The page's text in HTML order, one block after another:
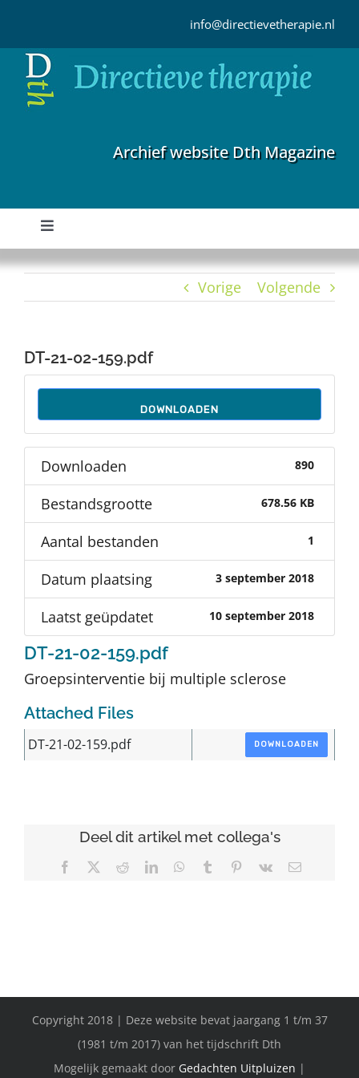
inhoud
info@directievetherapie.nl
Archief website Dth Magazine
Toggle
Navigation
Home
Auteurs
Over Dth
Contact
Vorige Volgende
DT-21-02-159.pdf
DOWNLOADEN
Downloaden 890
Bestandsgrootte 678.56 KB
Aantal bestanden 1
Datum plaatsing 3 september 2018
Laatst geüpdatet 10 september 2018
DT-21-02-159.pdf
Groepsinterventie bij multiple sclerose
Attached Files
DT-21-02-159.pdf DOWNLOADEN
Deel dit artikel met collega's
Facebook RedditLinkedInWhatsApp
Tumblr Pinterest
Vk
E-
Copyright 2018 | Deze website bevat jaargang 1 t/m 37
(1981 t/m 2017) van het tijdschrift Dth
Mogelijk gemaakt door Gedachten Uitpluizen |